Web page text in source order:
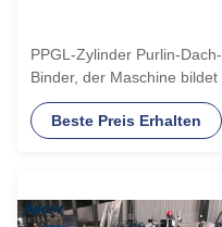
PPGL-Zylinder Purlin-Dach-
Binder, der Maschine bildet
Beste Preis Erhalten